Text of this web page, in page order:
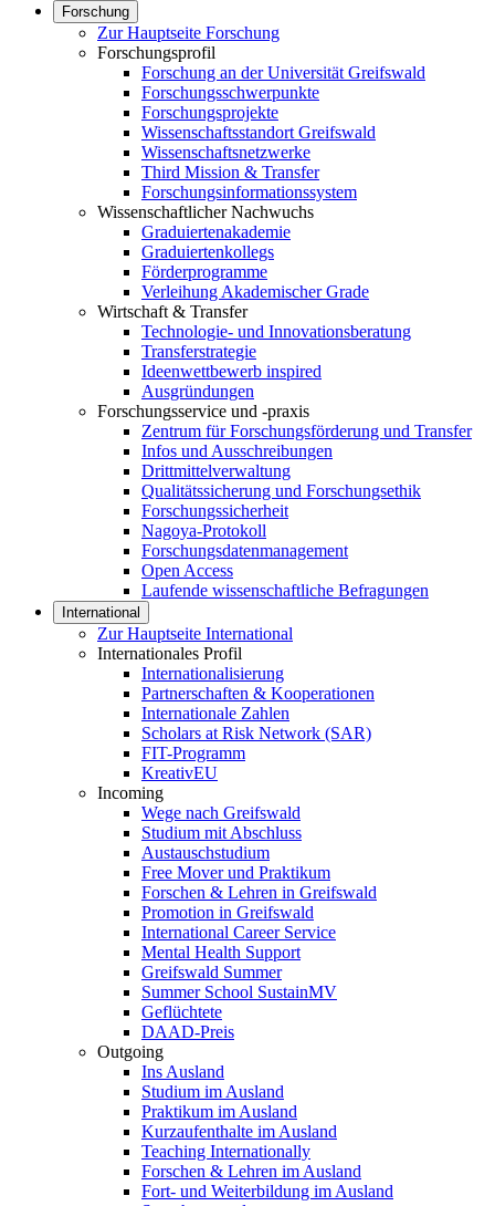
Forschung
Zur Hauptseite Forschung
Forschungsprofil
Forschung an der Universität Greifswald
Forschungsschwerpunkte
Forschungsprojekte
Wissenschaftsstandort Greifswald
Wissenschaftsnetzwerke
Third Mission & Transfer
Forschungsinformationssystem
Wissenschaftlicher Nachwuchs
Graduiertenakademie
Graduiertenkollegs
Förderprogramme
Verleihung Akademischer Grade
Wirtschaft & Transfer
Technologie- und Innovationsberatung
Transferstrategie
Ideenwettbewerb inspired
Ausgründungen
Forschungsservice und -praxis
Zentrum für Forschungsförderung und Transfer
Infos und Ausschreibungen
Drittmittelverwaltung
Qualitätssicherung und Forschungsethik
Forschungssicherheit
Nagoya-Protokoll
Forschungsdatenmanagement
Open Access
Laufende wissenschaftliche Befragungen
International
Zur Hauptseite International
Internationales Profil
Internationalisierung
Partnerschaften & Kooperationen
Internationale Zahlen
Scholars at Risk Network (SAR)
FIT-Programm
KreativEU
Incoming
Wege nach Greifswald
Studium mit Abschluss
Austauschstudium
Free Mover und Praktikum
Forschen & Lehren in Greifswald
Promotion in Greifswald
International Career Service
Mental Health Support
Greifswald Summer
Summer School SustainMV
Geflüchtete
DAAD-Preis
Outgoing
Ins Ausland
Studium im Ausland
Praktikum im Ausland
Kurzaufenthalte im Ausland
Teaching Internationally
Forschen & Lehren im Ausland
Fort- und Weiterbildung im Ausland